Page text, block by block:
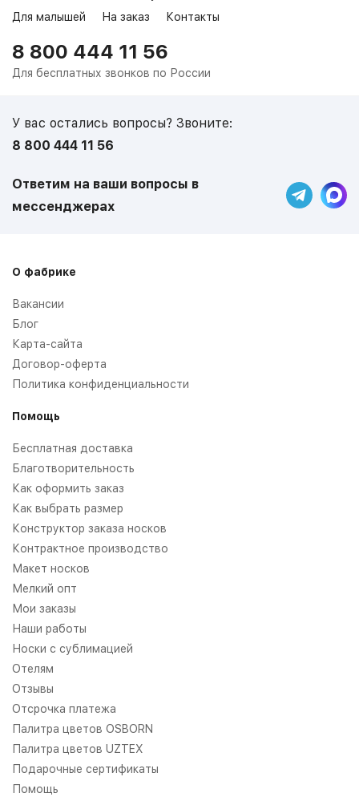
Для малышей
На заказ Контакты
8 800 444 11 56
Для бесплатных звонков по России
У вас остались вопросы? Звоните:
8 800 444 11 56
Ответим на ваши вопросы в
мессенджерах
О фабрике
Вакансии
Блог
Карта-сайта
Договор-оферта
Политика конфиденциальности
Помощь
Бесплатная доставка
Благотворительность
Как оформить заказ
Как выбрать размер
Конструктор заказа носков
Контрактное производство
Макет носков
Мелкий опт
Мои заказы
Наши работы
Носки с сублимацией
Отелям
Отзывы
Отсрочка платежа
Палитра цветов OSBORN
Палитра цветов UZTEX
Подарочные сертификаты
Помощь